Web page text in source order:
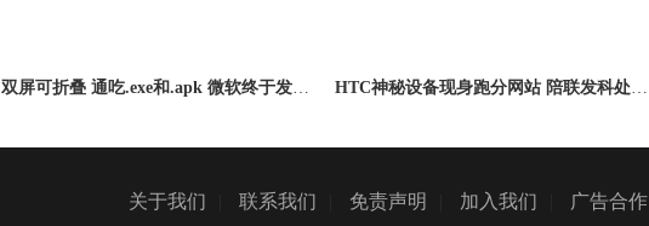
双屏可折叠 通吃.exe和.apk 微软终于发大
HTC神秘设备现身跑分网站 陪联发科处理
关于我们 联系我们 免责声明 加入我们 广告合作